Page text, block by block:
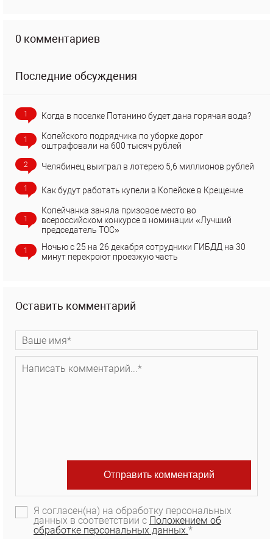
0 комментариев
Последние обсуждения
1 Когда в поселке Потанино будет дана горячая вода?
1
Копейского подрядчика по уборке дорог
оштрафовали на 600 тысяч рублей
2 Челябинец выиграл в лотерею 5,6 миллионов рублей
1 Как будут работать купели в Копейске в Крещение
1
Копейчанка заняла призовое место во
всероссийском конкурсе в номинации «Лучший
председатель ТОС»
1
Ночью с 25 на 26 декабря сотрудники ГИБДД на 30
минут перекроют проезжую часть
Оставить комментарий
Я согласен(на) на обработку персональных
данных в соответствии с Положением об
обработке персональных данных.*